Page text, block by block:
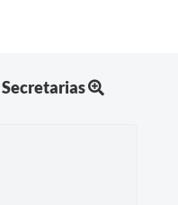
Secretarias